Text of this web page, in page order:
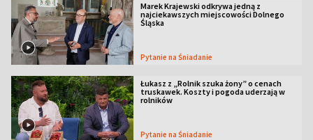
Marek Krajewski odkrywa jedną z
najciekawszych miejscowości Dolnego
Śląska
Pytanie na Śniadanie
Łukasz z „Rolnik szuka żony” o cenach
truskawek. Koszty i pogoda uderzają w
rolników
Pytanie na Śniadanie